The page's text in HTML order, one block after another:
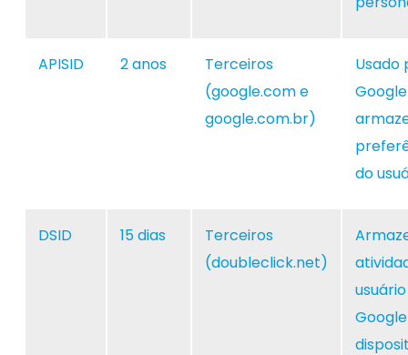
APISID 2 anos
Terceiros
(google.com e
google.com.br)
Usado
do
DSID 15 dias
Terceiros
(doubleclick.net)